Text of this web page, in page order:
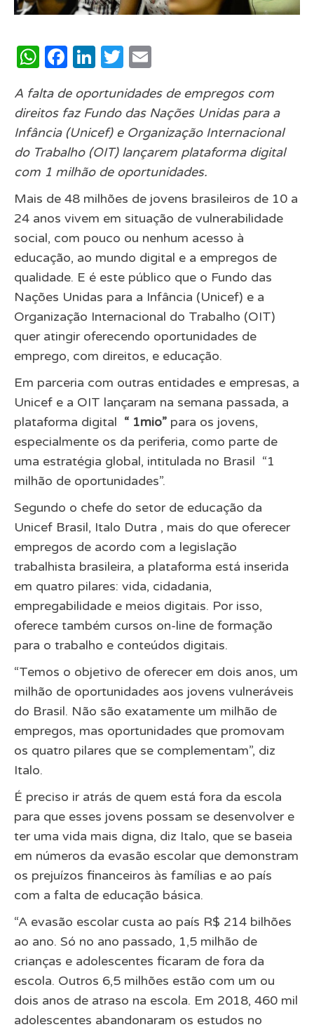
WhatsApp
Facebook
LinkedIn
Twitter
A falta de oportunidades de empregos com
direitos faz Fundo das Nações Unidas para a
Infância (Unicef) e Organização Internacional
do Trabalho (OIT) lançarem plataforma digital
com 1 milhão de oportunidades.
Mais de 48 milhões de jovens brasileiros de 10 a
24 anos vivem em situação de vulnerabilidade
social, com pouco ou nenhum acesso à
educação, ao mundo digital e a empregos de
qualidade. E é este público que o Fundo das
Nações Unidas para a Infância (Unicef) e a
Organização Internacional do Trabalho (OIT)
quer atingir oferecendo oportunidades de
emprego, com direitos, e educação.
Em parceria com outras entidades e empresas, a
Unicef e a OIT lançaram na semana passada, a
plataforma digital “ 1mio” para os jovens,
especialmente os da periferia, como parte de
uma estratégia global, intitulada no Brasil “1
milhão de oportunidades”.
Segundo o chefe do setor de educação da
Unicef Brasil, Italo Dutra , mais do que oferecer
empregos de acordo com a legislação
trabalhista brasileira, a plataforma está inserida
em quatro pilares: vida, cidadania,
empregabilidade e meios digitais. Por isso,
oferece também cursos on-line de formação
para o trabalho e conteúdos digitais.
“Temos o objetivo de oferecer em dois anos, um
milhão de oportunidades aos jovens vulneráveis
do Brasil. Não são exatamente um milhão de
empregos, mas oportunidades que promovam
os quatro pilares que se complementam”, diz
Italo.
É preciso ir atrás de quem está fora da escola
para que esses jovens possam se desenvolver e
ter uma vida mais digna, diz Italo, que se baseia
em números da evasão escolar que demonstram
os prejuízos financeiros às famílias e ao país
com a falta de educação básica.
“A evasão escolar custa ao país R$ 214 bilhões
ao ano. Só no ano passado, 1,5 milhão de
crianças e adolescentes ficaram de fora da
escola. Outros 6,5 milhões estão com um ou
dois anos de atraso na escola. Em 2018, 460 mil
adolescentes abandonaram os estudos no